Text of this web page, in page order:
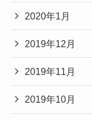
2020年1月
2019年12月
2019年11月
2019年10月